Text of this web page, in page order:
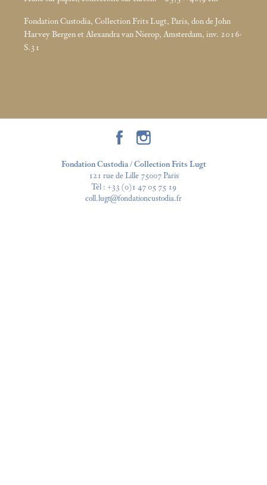
Fondation Custodia, Collection Frits Lugt, Paris, don de John
Harvey Bergen et Alexandra van Nierop, Amsterdam, inv. 2016-
S.31
Fondation Custodia / Collection Frits Lugt
121 rue de Lille 75007 Paris
Tél : +33 (0)1 47 05 75 19
coll.lugt@fondationcustodia.fr